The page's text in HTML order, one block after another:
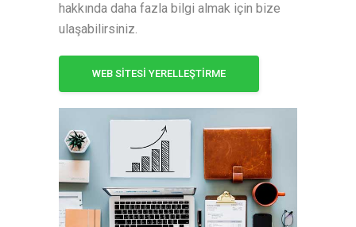
hakkında daha fazla bilgi almak için bize
ulaşabilirsiniz.
WEB SİTESİ YERELLEŞTİRME